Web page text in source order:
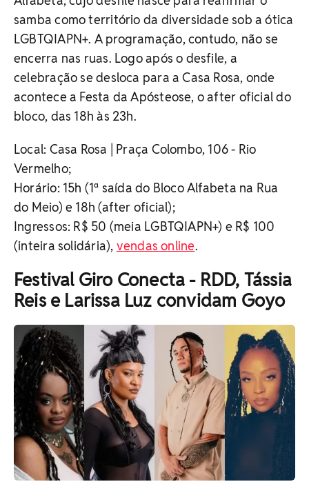
samba como território da diversidade sob a ótica
LGBTQIAPN+. A programação, contudo, não se
encerra nas ruas. Logo após o desfile, a
celebração se desloca para a Casa Rosa, onde
acontece a Festa da Apósteose, o after oficial do
bloco, das 18h às 23h.
Local: Casa Rosa | Praça Colombo, 106 - Rio
Vermelho;
Horário: 15h (1ª saída do Bloco Alfabeta na Rua
do Meio) e 18h (after oficial);
Ingressos: R$ 50 (meia LGBTQIAPN+) e R$ 100
(inteira solidária), vendas online.
Festival Giro Conecta - RDD, Tássia
Reis e Larissa Luz convidam Goyo